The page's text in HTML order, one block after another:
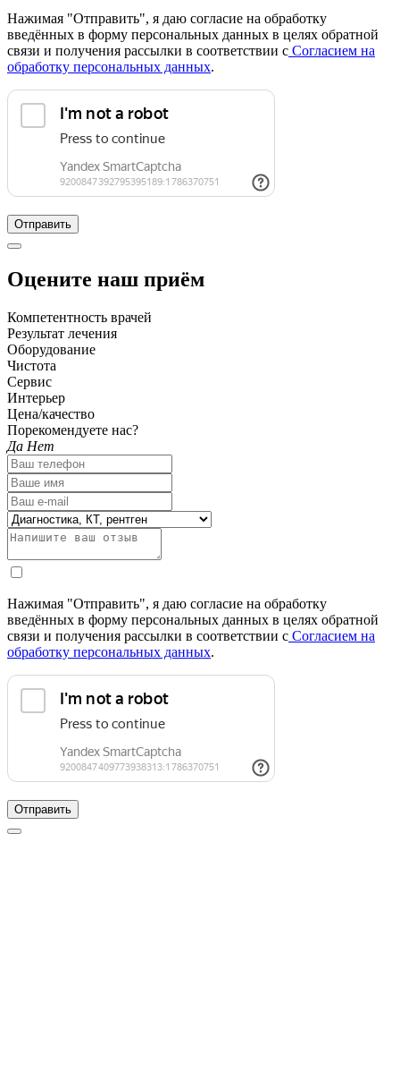
Нажимая "Отправить", я даю согласие на обработку
введённых в форму персональных данных в целях обратной
связи и получения рассылки в соответствии с Согласием на
обработку персональных данных.
Отправить
Оцените наш приём
Компетентность врачей
Результат лечения
Оборудование
Чистота
Сервис
Интерьер
Цена/качество
Порекомендуете нас?
Да Нет
Нажимая "Отправить", я даю согласие на обработку
введённых в форму персональных данных в целях обратной
связи и получения рассылки в соответствии с Согласием на
обработку персональных данных.
Отправить